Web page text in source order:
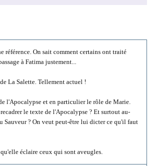
référence. On sait comment certains ont traité
à Fatima justement...
La Salette. Tellement actuel !
l'Apocalypse et en particulier le rôle de Marie.
le texte de l'Apocalypse ? Et surtout au-
Sauveur ? On veut peut-être lui dicter ce qu'il faut
éclaire ceux qui sont aveugles.